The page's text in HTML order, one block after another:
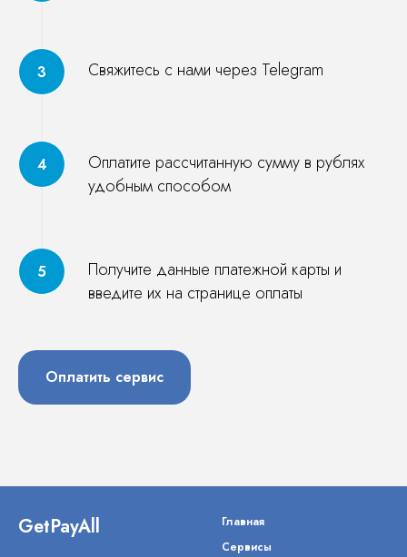
Свяжитесь с нами через Telegram
Оплатите рассчитанную сумму в рублях
удобным способом
Получите данные платежной карты и
введите их на странице оплаты
Оплатить сервис
GetPayAll
Главная
Сервисы